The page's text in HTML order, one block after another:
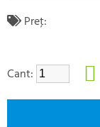
Preţ:
Cant: